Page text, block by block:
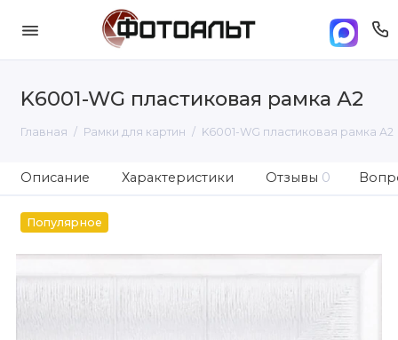
K6001-WG пластиковая рамка А2
Главная Рамки для картин K6001-WG пластиковая рамка А2
Описание Характеристики Отзывы 0
Популярное